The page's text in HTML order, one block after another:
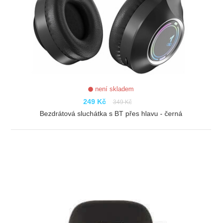
není skladem
249 Kč 349 Kč
Bezdrátová sluchátka s BT přes hlavu - černá